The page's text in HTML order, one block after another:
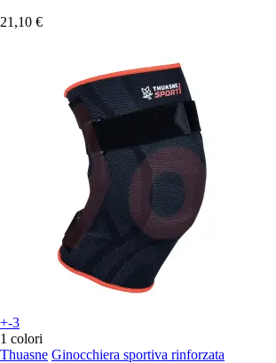
21,10 €
+-3
1 colori
Thuasne Ginocchiera sportiva rinforzata